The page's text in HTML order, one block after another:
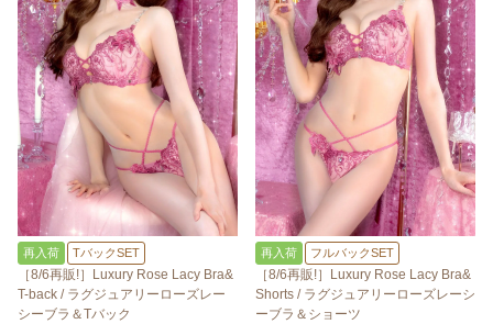
再入荷 TバックSET
［8/6再販!］Luxury Rose Lacy Bra&
T-back / ラグジュアリーローズレー
シーブラ＆Tバック
再入荷 フルバックSET
［8/6再販!］Luxury Rose Lacy Bra&
Shorts / ラグジュアリーローズレーシ
ーブラ＆ショーツ